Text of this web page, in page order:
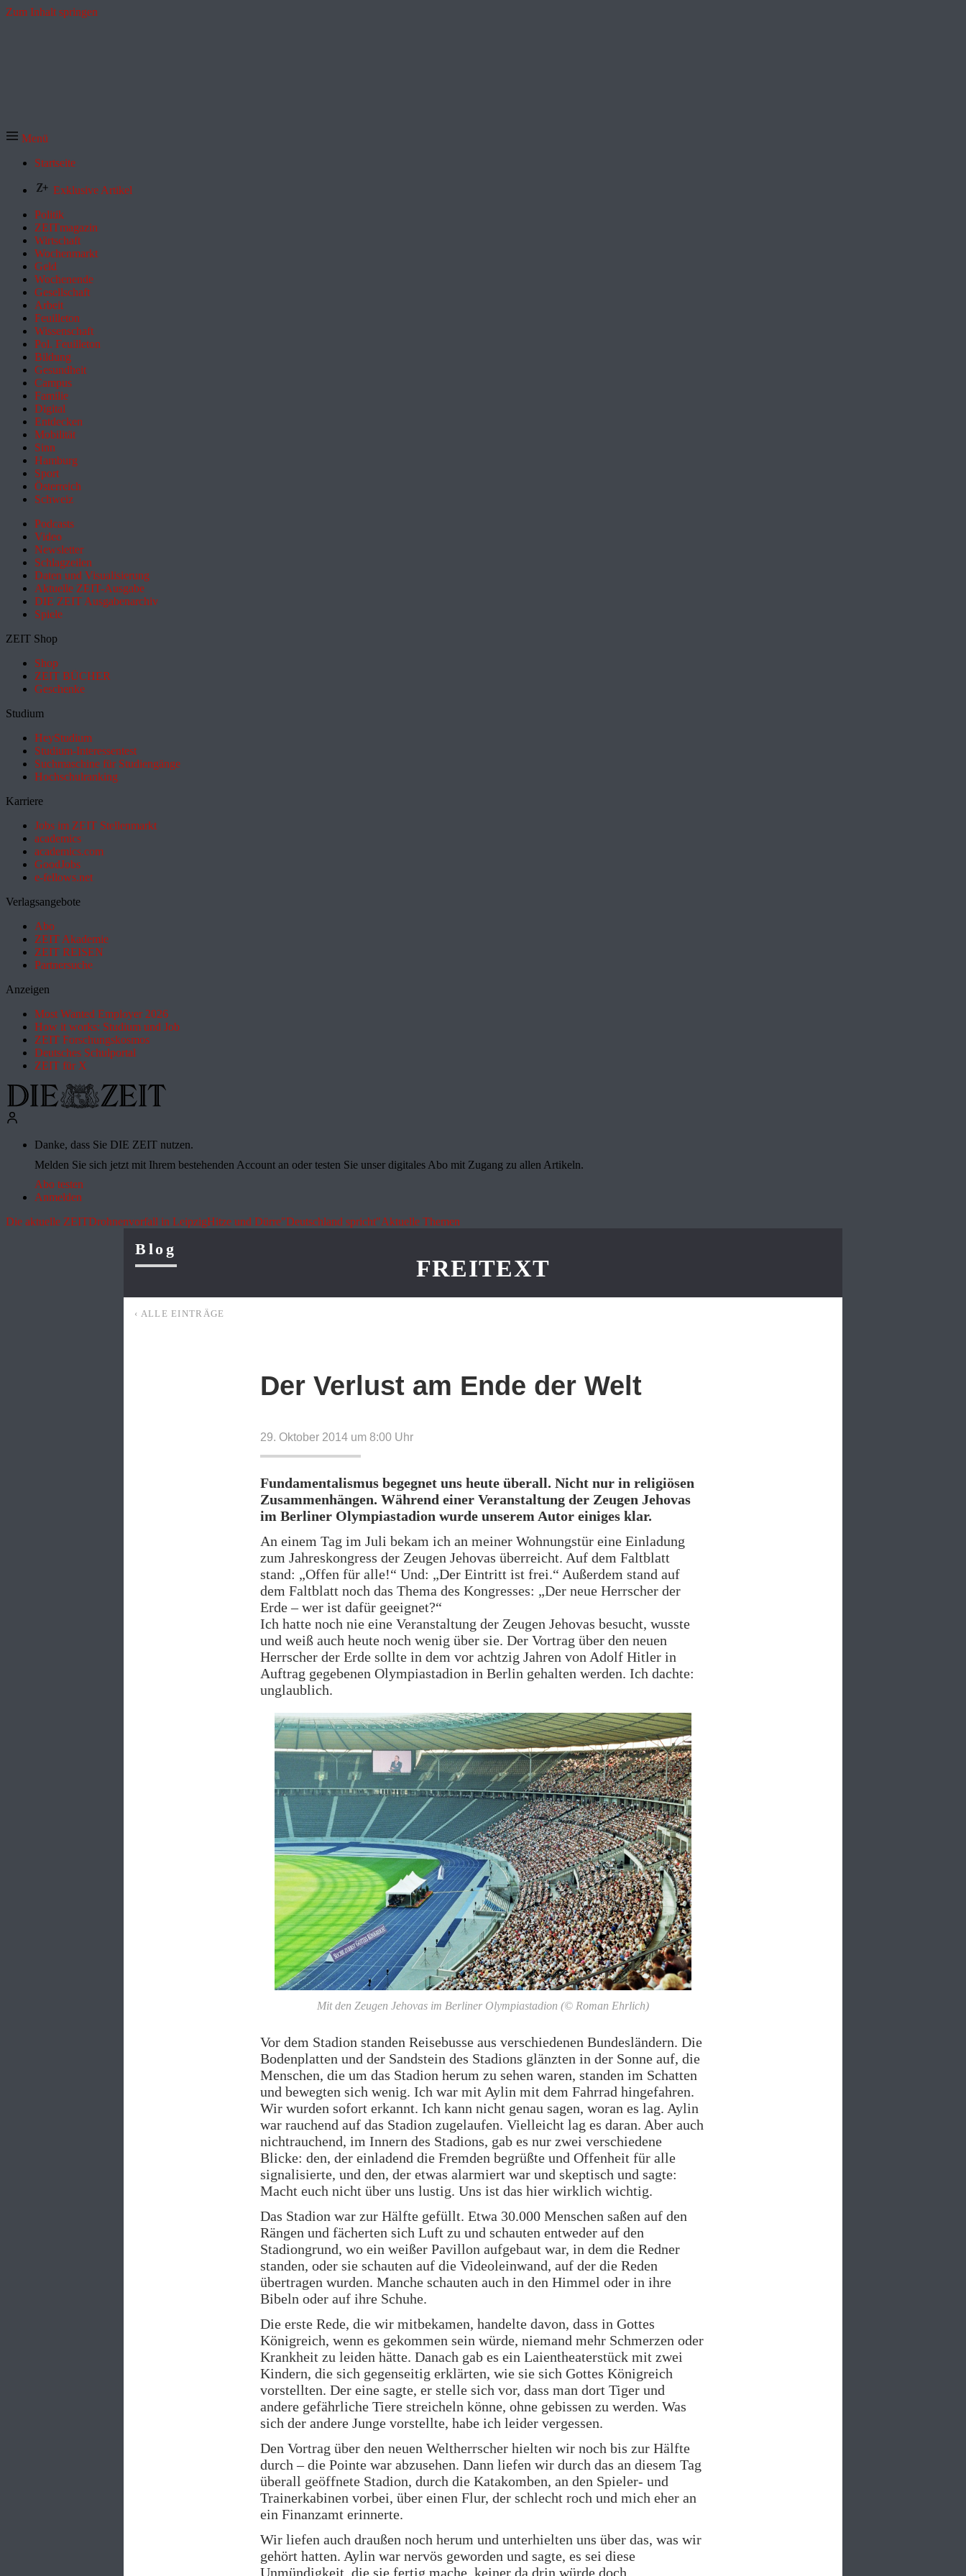
Zum Inhalt springen
Menü
Startseite
Exklusive Artikel
Politik
ZEITmagazin
Wirtschaft
Wochenmarkt
Geld
Wochenende
Gesellschaft
Arbeit
Feuilleton
Wissenschaft
Pol. Feuilleton
Bildung
Gesundheit
Campus
Familie
Digital
Entdecken
Mobilität
Sinn
Hamburg
Sport
Österreich
Schweiz
Podcasts
Video
Newsletter
Schlagzeilen
Daten und Visualisierung
Aktuelle ZEIT-Ausgabe
DIE ZEIT Ausgabenarchiv
Spiele
ZEIT Shop
Shop
ZEIT BÜCHER
Geschenke
Studium
HeyStudium
Studium-Interessentest
Suchmaschine für Studiengänge
Hochschulranking
Karriere
Jobs im ZEIT Stellenmarkt
academics
academics.com
GoodJobs
e-fellows.net
Verlagsangebote
Abo
ZEIT Akademie
ZEIT REISEN
Partnersuche
Anzeigen
Most Wanted Employer 2026
How it works: Studium und Job
ZEIT Forschungskosmos
Deutsches Schulportal
ZEIT für X
Danke, dass Sie DIE ZEIT nutzen.
Melden Sie sich jetzt mit Ihrem bestehenden Account an oder testen Sie unser digitales Abo mit Zugang zu allen Artikeln.
Abo testen
Anmelden
Die aktuelle ZEITDrohnenvorfall in LeipzigHitze und Dürre"Deutschland spricht"Aktuelle Themen
Blog
FREITEXT
‹ ALLE EINTRÄGE
Der Verlust am Ende der Welt
29. Oktober 2014 um 8:00 Uhr
Fundamentalismus begegnet uns heute überall. Nicht nur in religiösen
Zusammenhängen. Während einer Veranstaltung der Zeugen Jehovas
im Berliner Olympiastadion wurde unserem Autor einiges klar.
An einem Tag im Juli bekam ich an meiner Wohnungstür eine Einladung
zum Jahreskongress der Zeugen Jehovas überreicht. Auf dem Faltblatt
stand: „Offen für alle!“ Und: „Der Eintritt ist frei.“ Außerdem stand auf
dem Faltblatt noch das Thema des Kongresses: „Der neue Herrscher der
Erde – wer ist dafür geeignet?“
Ich hatte noch nie eine Veranstaltung der Zeugen Jehovas besucht, wusste
und weiß auch heute noch wenig über sie. Der Vortrag über den neuen
Herrscher der Erde sollte in dem vor achtzig Jahren von Adolf Hitler in
Auftrag gegebenen Olympiastadion in Berlin gehalten werden. Ich dachte:
unglaublich.
Mit den Zeugen Jehovas im Berliner Olympiastadion (© Roman Ehrlich)
Vor dem Stadion standen Reisebusse aus verschiedenen Bundesländern. Die
Bodenplatten und der Sandstein des Stadions glänzten in der Sonne auf, die
Menschen, die um das Stadion herum zu sehen waren, standen im Schatten
und bewegten sich wenig. Ich war mit Aylin mit dem Fahrrad hingefahren.
Wir wurden sofort erkannt. Ich kann nicht genau sagen, woran es lag. Aylin
war rauchend auf das Stadion zugelaufen. Vielleicht lag es daran. Aber auch
nichtrauchend, im Innern des Stadions, gab es nur zwei verschiedene
Blicke: den, der einladend die Fremden begrüßte und Offenheit für alle
signalisierte, und den, der etwas alarmiert war und skeptisch und sagte:
Macht euch nicht über uns lustig. Uns ist das hier wirklich wichtig.
Das Stadion war zur Hälfte gefüllt. Etwa 30.000 Menschen saßen auf den
Rängen und fächerten sich Luft zu und schauten entweder auf den
Stadiongrund, wo ein weißer Pavillon aufgebaut war, in dem die Redner
standen, oder sie schauten auf die Videoleinwand, auf der die Reden
übertragen wurden. Manche schauten auch in den Himmel oder in ihre
Bibeln oder auf ihre Schuhe.
Die erste Rede, die wir mitbekamen, handelte davon, dass in Gottes
Königreich, wenn es gekommen sein würde, niemand mehr Schmerzen oder
Krankheit zu leiden hätte. Danach gab es ein Laientheaterstück mit zwei
Kindern, die sich gegenseitig erklärten, wie sie sich Gottes Königreich
vorstellten. Der eine sagte, er stelle sich vor, dass man dort Tiger und
andere gefährliche Tiere streicheln könne, ohne gebissen zu werden. Was
sich der andere Junge vorstellte, habe ich leider vergessen.
Den Vortrag über den neuen Weltherrscher hielten wir noch bis zur Hälfte
durch – die Pointe war abzusehen. Dann liefen wir durch das an diesem Tag
überall geöffnete Stadion, durch die Katakomben, an den Spieler- und
Trainerkabinen vorbei, über einen Flur, der schlecht roch und mich eher an
ein Finanzamt erinnerte.
Wir liefen auch draußen noch herum und unterhielten uns über das, was wir
gehört hatten. Aylin war nervös geworden und sagte, es sei diese
Unmündigkeit, die sie fertig mache, keiner da drin würde doch